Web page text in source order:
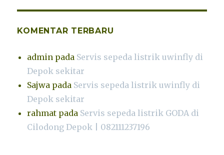
KOMENTAR TERBARU
admin pada Servis sepeda listrik uwinfly di
Depok sekitar
Sajwa pada Servis sepeda listrik uwinfly di
Depok sekitar
rahmat pada Servis sepeda listrik GODA di
Cilodong Depok | 082111237196